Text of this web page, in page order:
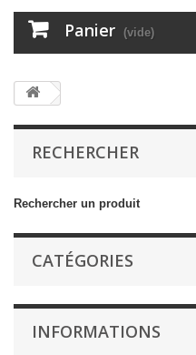
Panier (vide)
RECHERCHER
Rechercher un produit
CATÉGORIES
INFORMATIONS